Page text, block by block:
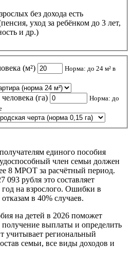
уход за ребёнком до 3 лет,
и др.)
(м²)
Норма: до 24 м² в
(га)
Норма: до
единого пособия
член семьи должен
8 МРОТ за расчётный период.
рубля это составляет
на взрослого. Ошибки в
в 40% случаев.
на детей в 2026 поможет
выплаты и определить
учитывает региональный
семьи, все виды доходов и